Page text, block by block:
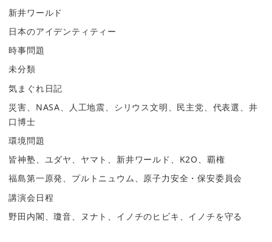
新井ワールド
日本のアイデンティティー
時事問題
未分類
気まぐれ日記
災害、NASA、人工地震、シリウス文明、民主党、代表選、井
口博士
環境問題
皆神塾、ユダヤ、ヤマト、新井ワールド、K2O、覇権
福島第一原発、プルトニュウム、原子力安全・保安委員会
講演会日程
野田内閣、瓊音、ヌナト、イノチのヒビキ、イノチを守る